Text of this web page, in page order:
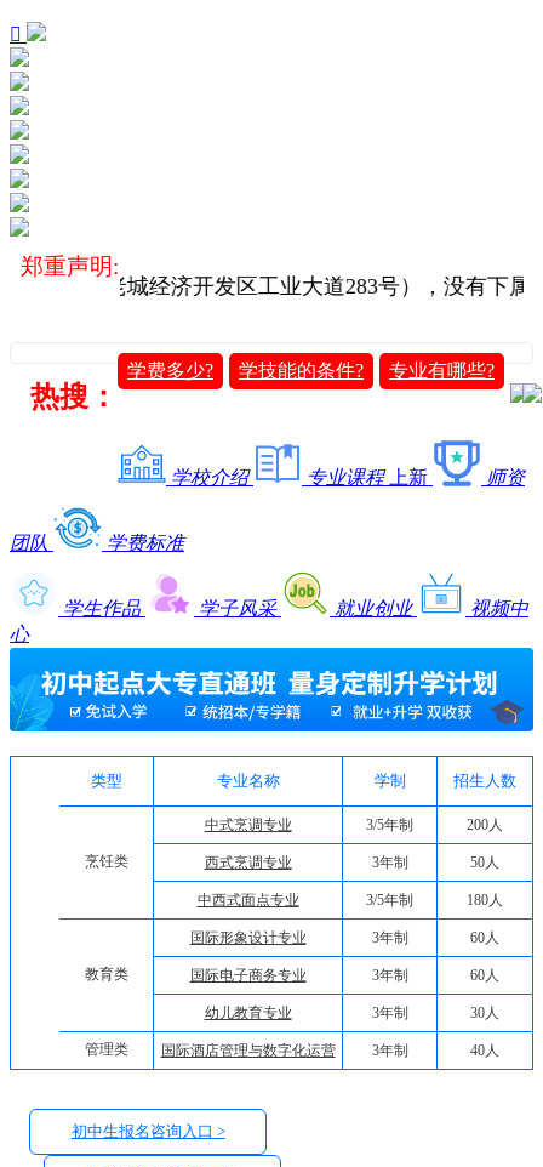

郑重声明:
澄迈县老城经济开发区工业大道283号），没有下属
热搜：
学费多少? 学技能的条件? 专业有哪些?
学校介绍 专业课程 上新 师资
团队 学费标准
学生作品 学子风采 就业创业
视频中
心
类型 专业名称 学制 招生人数
烹饪类
中式烹调专业
西式烹调专业
中西式面点专业
3/5年制
3年制
3/5年制
200人
50人
180人
教育类
国际形象设计专业
国际电子商务专业
幼儿教育专业
3年制
3年制
3年制
60人
60人
30人
管理类 国际酒店管理与数字化运营 3年制 40人
初中生报名咨询入口 >